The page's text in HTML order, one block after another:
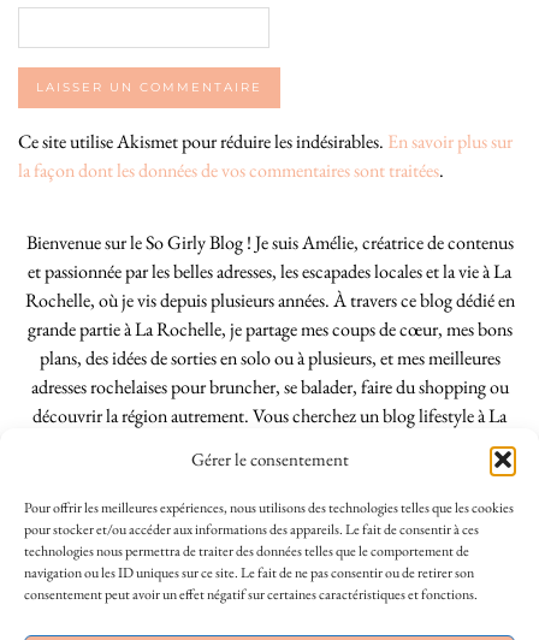
Gérer le consentement
Pour offrir les meilleures expériences, nous utilisons des technologies telles que les cookies
pour stocker et/ou accéder aux informations des appareils. Le fait de consentir à ces
technologies nous permettra de traiter des données telles que le comportement de
navigation ou les ID uniques sur ce site. Le fait de ne pas consentir ou de retirer son
consentement peut avoir un effet négatif sur certaines caractéristiques et fonctions.
Ce site utilise Akismet pour réduire les indésirables. En savoir plus sur
la façon dont les données de vos commentaires sont traitées.
Bienvenue sur le So Girly Blog ! Je suis Amélie, créatrice de contenus
et passionnée par les belles adresses, les escapades locales et la vie à La
Rochelle, où je vis depuis plusieurs années. À travers ce blog dédié en
grande partie à La Rochelle, je partage mes coups de cœur, mes bons
plans, des idées de sorties en solo ou à plusieurs, et mes meilleures
adresses rochelaises pour bruncher, se balader, faire du shopping ou
découvrir la région autrement. Vous cherchez un blog lifestyle à La
Rochelle, tenu par une locale ? Vous êtes au bon endroit. Que vous
soyez Rochelais·e ou de passage dans notre belle ville, j’espère que mes
articles vous aideront à profiter de La Rochelle comme un·e vrai·e
initié·e. !